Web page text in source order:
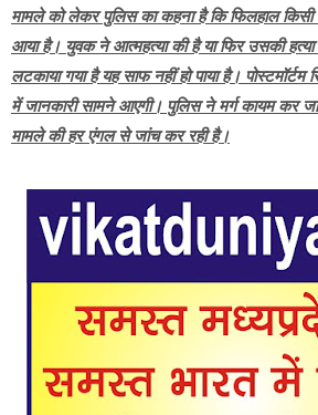
मामले को लेकर पुलिस का कहना है कि फिलहाल किसी
आया है। युवक ने आत्महत्या की है या फिर उसकी
लटकाया गया है यह साफ नहीं हो पाया है। पोस्टमॉर्टम
में जानकारी सामने आएगी। पुलिस ने मर्ग कायम कर
मामले की हर एंगल से जांच कर रही है।